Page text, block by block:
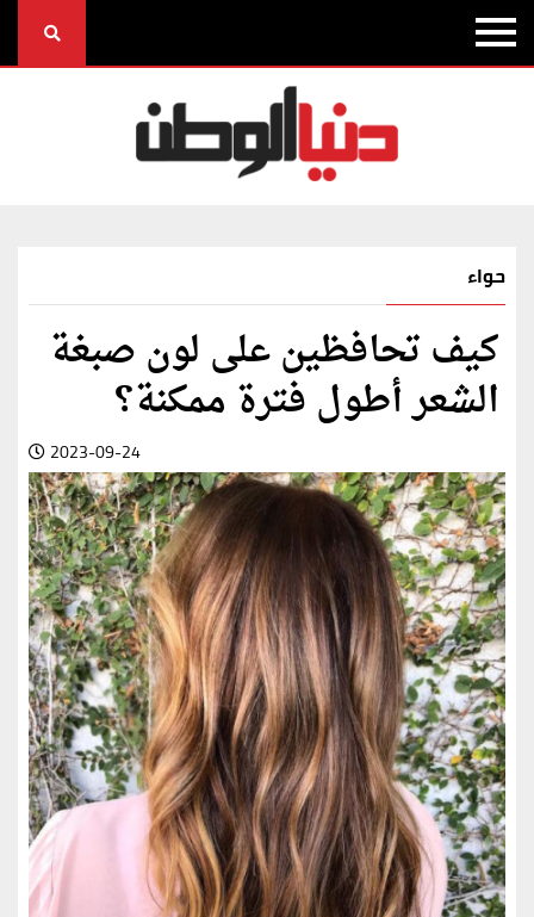
حواء
كيف تحافظين على لون صبغة
الشعر أطول فترة ممكنة؟
2023-09-24